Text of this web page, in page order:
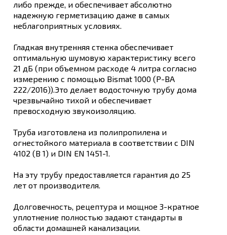
либо прежде, и обеспечивает абсолютно
надежную герметизацию даже в самых
неблагоприятных условиях.
Гладкая внутренняя стенка обеспечивает
оптимальную шумовую характеристику всего
21 дБ (при объемном расходе 4 литра согласно
измерению с помощью Bismat 1000 (P-BA
222/2016)).Это делает водосточную трубу дома
чрезвычайно тихой и обеспечивает
превосходную звукоизоляцию.
Труба изготовлена из полипропилена и
огнестойкого материала в соответствии с DIN
4102 (B 1) и DIN EN 1451-1.
На эту трубу предоставляется гарантия до 25
лет от производителя.
Долговечность, рецептура и мощное 3-кратное
уплотнение полностью задают стандарты в
области домашней канализации.